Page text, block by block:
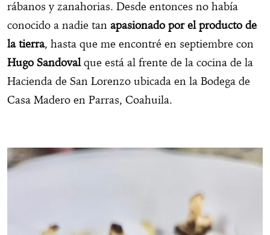
rábanos y zanahorias. Desde entonces no había
conocido a nadie tan apasionado por el producto de
la tierra, hasta que me encontré en septiembre con
Hugo Sandovalque está al frente de la cocina de la
Hacienda de San Lorenzo ubicada en la Bodega de
Casa Madero en Parras, Coahuila.